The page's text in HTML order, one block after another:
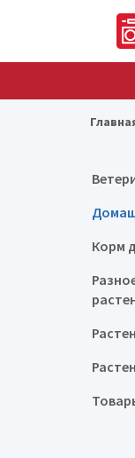
Корм